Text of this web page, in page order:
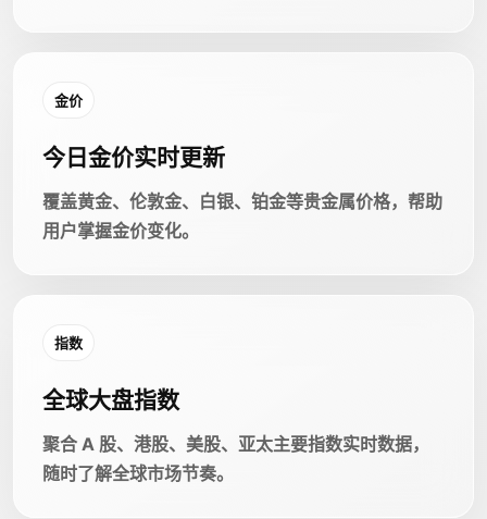
金价
今日金价实时更新
覆盖黄金、伦敦金、白银、铂金等贵金属价格，帮助
用户掌握金价变化。
指数
全球大盘指数
聚合 A 股、港股、美股、亚太主要指数实时数据，
随时了解全球市场节奏。